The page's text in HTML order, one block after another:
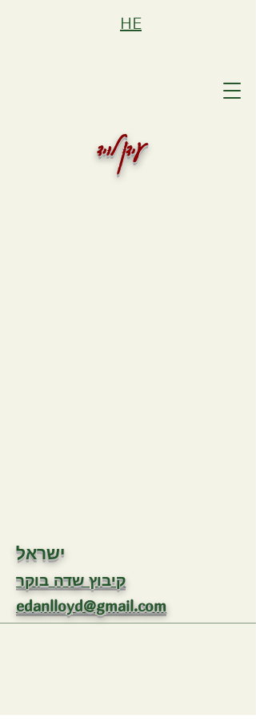
עידן לויד
HE
ישראל
קיבוץ שדה בוקר
edanlloyd@gmail.com